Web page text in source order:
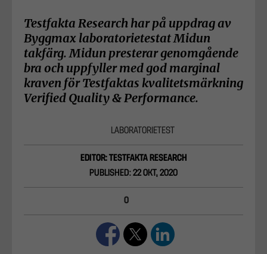
Testfakta Research har på uppdrag av
Byggmax laboratorietestat Midun
takfärg. Midun presterar genomgående
bra och uppfyller med god marginal
kraven för Testfaktas kvalitetsmärkning
Verified Quality & Performance.
LABORATORIETEST
EDITOR: TESTFAKTA RESEARCH
PUBLISHED: 22 OKT, 2020
0